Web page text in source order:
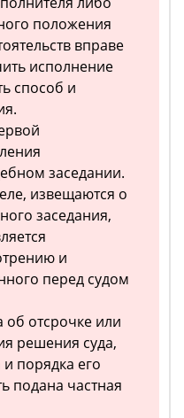
положения
вправе
исполнение
способ и
заседании.
извещаются о
заседания,
и
перед судом
об отсрочке или
решения суда,
порядка его
подана частная